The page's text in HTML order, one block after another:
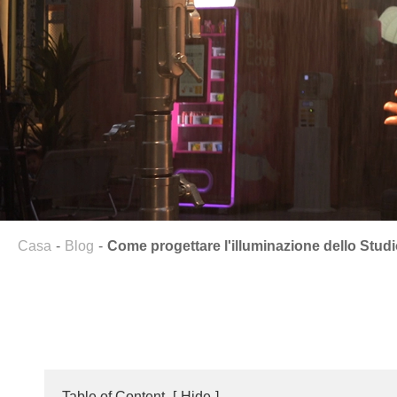
Casa Blog Come progettare l'illuminazione dello